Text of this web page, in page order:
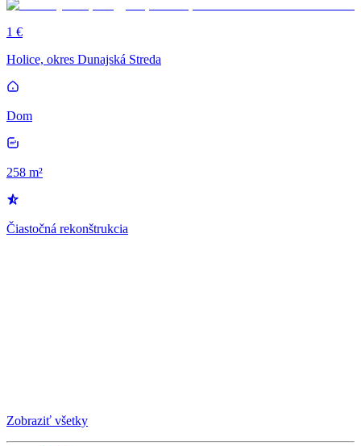
1 €
Holice, okres Dunajská Streda
Dom
258 m²
Čiastočná rekonštrukcia
Zobraziť všetky